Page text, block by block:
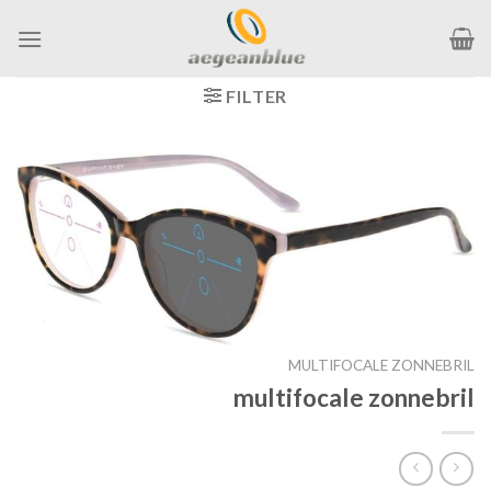
naar
FILTER
MULTIFOCALE ZONNEBRIL
multifocale zonnebril